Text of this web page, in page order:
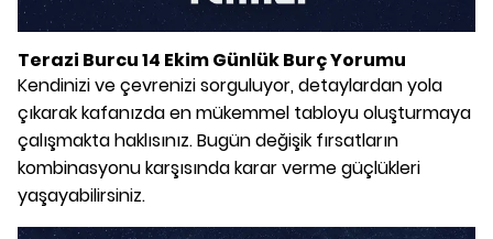
Terazi Burcu 14 Ekim Günlük Burç Yorumu
Kendinizi ve çevrenizi sorguluyor, detaylardan yola
çıkarak kafanızda en mükemmel tabloyu oluşturmaya
çalışmakta haklısınız. Bugün değişik fırsatların
kombinasyonu karşısında karar verme güçlükleri
yaşayabilirsiniz.